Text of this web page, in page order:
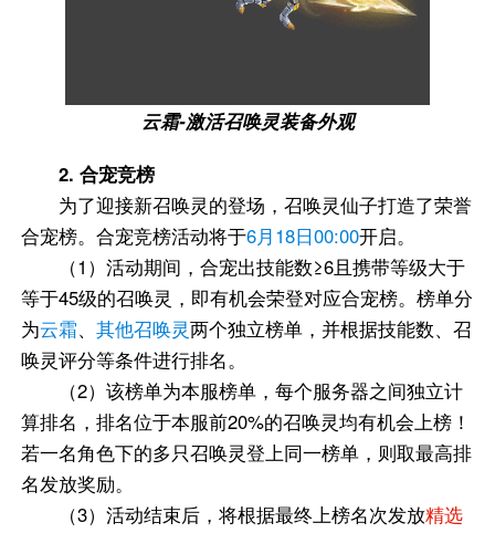
云霜-激活召唤灵装备外观
2. 合宠竞榜
为了迎接新召唤灵的登场，召唤灵仙子打造了荣誉
合宠榜。合宠竞榜活动将于6月18日00:00开启。
（1）活动期间，合宠出技能数≥6且携带等级大于
等于45级的召唤灵，即有机会荣登对应合宠榜。榜单分
为云霜、其他召唤灵两个独立榜单，并根据技能数、召
唤灵评分等条件进行排名。
（2）该榜单为本服榜单，每个服务器之间独立计
算排名，排名位于本服前20%的召唤灵均有机会上榜！
若一名角色下的多只召唤灵登上同一榜单，则取最高排
名发放奖励。
（3）活动结束后，将根据最终上榜名次发放精选